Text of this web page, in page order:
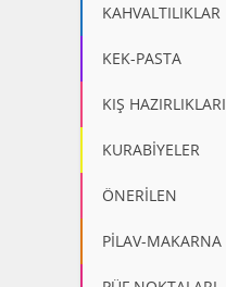
KAHVALTILIKLAR
KEK-PASTA
KIŞ HAZIRLIKLARI
KURABİYELER
ÖNERİLEN
PİLAV-MAKARNA